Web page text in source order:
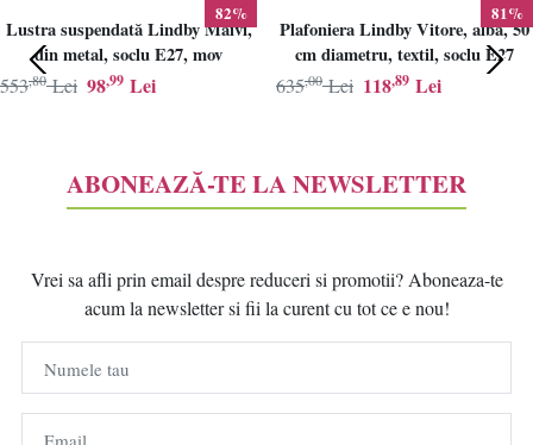
82%
Lustra suspendată Lindby Maivi,
din metal, soclu E27, mov
98,99 Lei
553,80 Lei
81%
Plafoniera Lindby Vitore, alba, 50
cm diametru, textil, soclu E27
118,89 Lei
635,00 Lei
ABONEAZĂ-TE LA NEWSLETTER
Vrei sa afli prin email despre reduceri si promotii? Aboneaza-te
acum la newsletter si fii la curent cu tot ce e nou!
Numele tau
Email